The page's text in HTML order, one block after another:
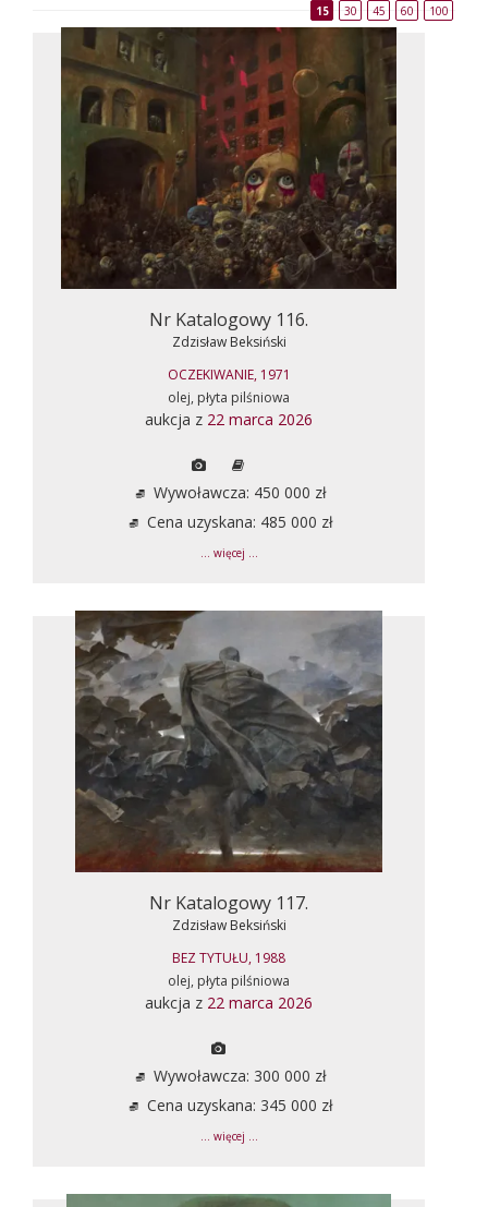
15 30 45 60 100
Nr Katalogowy 116.
Zdzisław Beksiński
OCZEKIWANIE, 1971
olej, płyta pilśniowa
aukcja z 22 marca 2026
Wywoławcza: 450 000 zł
Cena uzyskana: 485 000 zł
... więcej ...
Nr Katalogowy 117.
Zdzisław Beksiński
BEZ TYTUŁU, 1988
olej, płyta pilśniowa
aukcja z 22 marca 2026
Wywoławcza: 300 000 zł
Cena uzyskana: 345 000 zł
... więcej ...